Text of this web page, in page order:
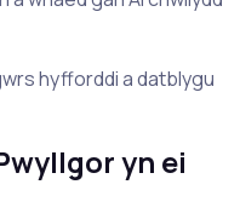
hyfforddi a datblygu
yn ei